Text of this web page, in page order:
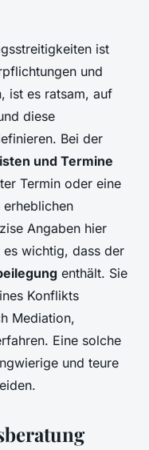
ist
und
ist es ratsam, auf
diese
Bei der
und Termine
Termin oder eine
erheblichen
Angaben hier
es wichtig, dass der
enthält. Sie
Konflikts
Mediation,
Eine solche
und teure